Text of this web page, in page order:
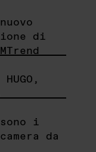
di
sono i
da